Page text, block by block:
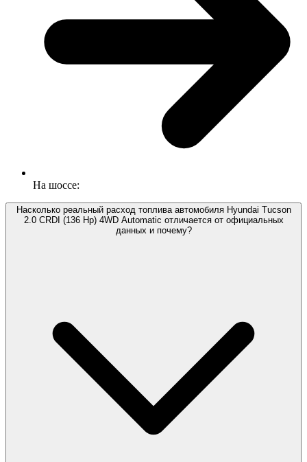
На шоссе:
Насколько реальный расход топлива автомобиля Hyundai Tucson
2.0 CRDI (136 Hp) 4WD Automatic отличается от официальных
данных и почему?